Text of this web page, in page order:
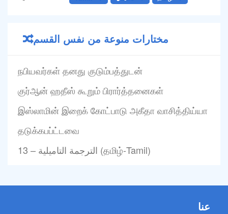
مختارات منوعة من نفس القسم
நபியவர்கள் தனது குடும்பத்துடன்
குர்ஆன் ஹதீஸ் கூறும் பிரார்த்தனைகள்
இஸ்லாமின் இறைக் கோட்பாடு அகீதா வாசித்திய்யா
தடுக்கபப்ட்டவை
13 – الترجمة التاميلية (தமிழ்-Tamil)
عنا